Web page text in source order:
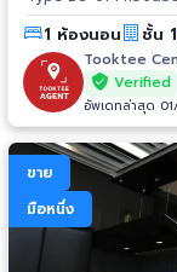
ธุรกิจที่อุดมไปด้วยสำนั
ลงทุน - ใกล้ MRT พระ
บริเวณใกล้เคียง จับทุกสายตา
สะดวกครบครัน - ฟิต
ว่ายน้ำ - Co-Working
ความปลอดภัย - กล้อ
ด้วย Key Card เข้า-อ
ปลอดภัย 24 ชั่วโมง
1 ห้องนอน ชั้น
Tooktee
Verified
อัพเดทล่าสุด
ขาย
มือหนึ่ง